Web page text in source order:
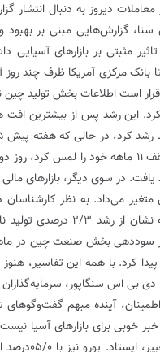
دیروز به دنبال انتشار
سنا، گزارش‌هایی مبنی بر
مثبتی بر بازارهای آسیایی
بانک مرکزی آمریکا ظرف چند
است اطلاعات بخش تولید
رشد کرد. این رشد پس از
بهبود یافت. در سوی دیگر،
از رشد ۸۵/۰ این متغیر می‌داد. به
اقتصادی آمریکاست
سوددهی بخش صنعت چین در
کرد. با همه این تفاسیر،
دی بی اس سنگاپور،
آینده مبهم
خوبی برای بازارهای آسیا